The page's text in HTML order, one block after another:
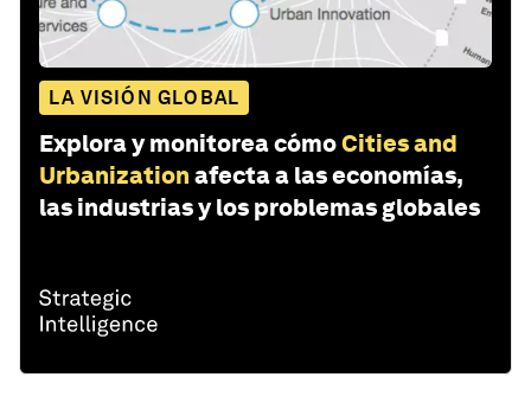
LA VISIÓN GLOBAL
Explora y monitorea cómoCities and
Urbanization afecta a las economías,
las industrias y los problemas globales